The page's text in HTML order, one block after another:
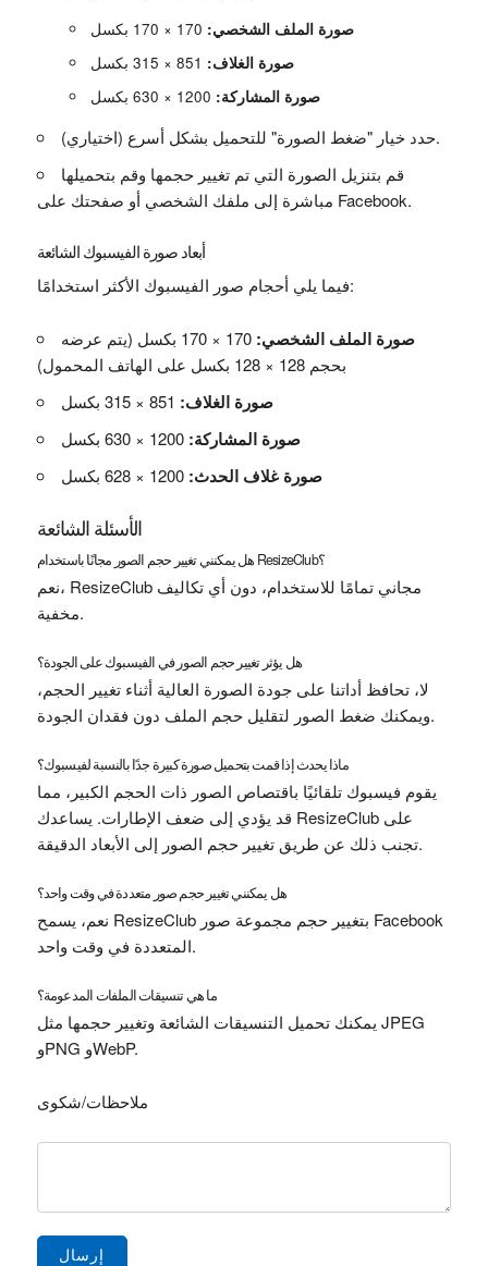
صورة الملف الشخصي: 170 × 170 بكسل
صورة الغلاف: 851 × 315 بكسل
صورة المشاركة: 1200 × 630 بكسل
(اختياري) حدد خيار "ضغط الصورة" للتحميل بشكل أسرع.
قم بتنزيل الصورة التي تم تغيير حجمها وقم بتحميلها
مباشرة إلى ملفك الشخصي أو صفحتك على Facebook.
أبعاد صورة الفيسبوك الشائعة
فيما يلي أحجام صور الفيسبوك الأكثر استخدامًا:
صورة الملف الشخصي:
170 × 170 بكسل (يتم عرضه
بحجم 128 × 128 بكسل على الهاتف المحمول)
صورة الغلاف: 851 × 315 بكسل
صورة المشاركة:1200 × 630 بكسل
صورة غلاف الحدث:1200 × 628 بكسل
الأسئلة الشائعة
هل يمكنني تغيير حجم الصور مجانًا باستخدام ResizeClub؟
نعم، ResizeClub مجاني تمامًا للاستخدام، دون أي تكاليف
مخفية.
هل يؤثر تغيير حجم الصور في الفيسبوك على الجودة؟
لا، تحافظ أداتنا على جودة الصورة العالية أثناء تغيير الحجم،
ويمكنك ضغط الصور لتقليل حجم الملف دون فقدان الجودة.
ماذا يحدث إذا قمت بتحميل صورة كبيرة جدًا بالنسبة لفيسبوك؟
يقوم فيسبوك تلقائيًا باقتصاص الصور ذات الحجم الكبير، مما
قد يؤدي إلى ضعف الإطارات. يساعدك ResizeClub على
تجنب ذلك عن طريق تغيير حجم الصور إلى الأبعاد الدقيقة.
هل يمكنني تغيير حجم صور متعددة في وقت واحد؟
نعم، يسمح ResizeClub بتغيير حجم مجموعة صور Facebook
المتعددة في وقت واحد.
ما هي تنسيقات الملفات المدعومة؟
يمكنك تحميل التنسيقات الشائعة وتغيير حجمها مثل JPEG
وPNG وWebP.
ملاحظات/شكوى
إرسال